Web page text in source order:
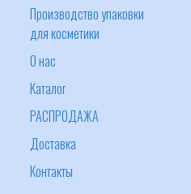
Производство упаковки
для косметики
О нас
Каталог
РАСПРОДАЖА
Доставка
Контакты